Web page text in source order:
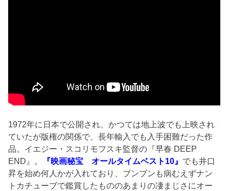
1972年に日本で公開され、かつては地上波でも上映され
ていたが版権の関係で、長年輸入でも入手困難だった作
品。イエジー・スコリモフスキ監督の『早春 DEEP
END』。
『映画秘宝 オールタイムベスト10』 でも井口
昇を始め何人かが入れており、ブンブンも病むえずナン
トカチューブで鑑賞したもののあまりの凄まじさにオー